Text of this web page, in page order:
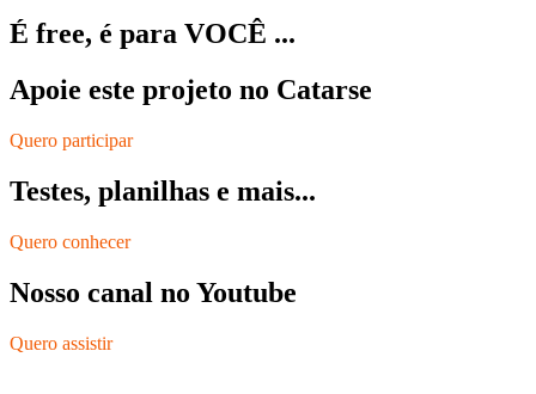
É free, é para VOCÊ ...
Apoie este projeto no Catarse
Quero participar
Testes, planilhas e mais...
Quero conhecer
Nosso canal no Youtube
Quero assistir